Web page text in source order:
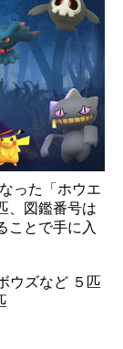
った「ホウエ
、図鑑番号は
ことで手に入
ウズなど ５匹